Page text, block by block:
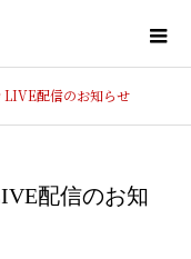
LIVE配信のお知らせ
配信のお知